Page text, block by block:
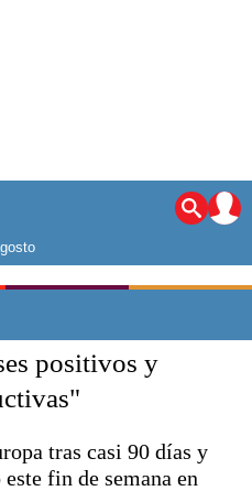
Alta
Olímpico
del Sur
positivos y
tras casi 90 días y
fin de semana en